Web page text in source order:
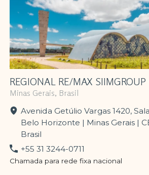
REGIONAL RE/MAX SIIMGROUP
Minas Gerais, Brasil
Avenida Getúlio Vargas 1420, Sala
Belo Horizonte | Minas Gerais |
Brasil
+55 31 3244-0711
Chamada para rede fixa nacional